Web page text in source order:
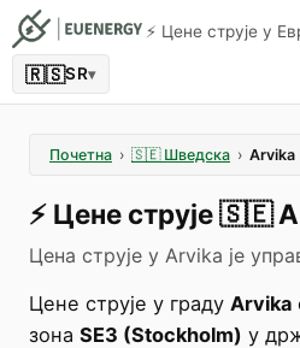
⚡️ Цене струје у
🇷🇸SR▾
Почетна › 🇸🇪 Шведска › Arvika
⚡️ Цене струје🇸🇪
Цена струје у Arvika је
Цене струје у граду Arvika
зона SE3 (Stockholm) у